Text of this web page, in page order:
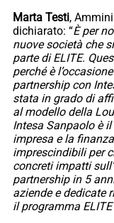
Marta Testi,
dichiarato: “È per
nuove società che
parte di ELITE.
perché è
partnership con
stata in grado di
al modello della
Intesa Sanpaolo è
impresa e la
imprescindibili per
concreti impatti
partnership in 5
aziende e dedicate
il programma